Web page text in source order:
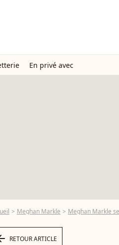
En privé avec
Meghan Markle Meghan Markle
RETOUR ARTICLE